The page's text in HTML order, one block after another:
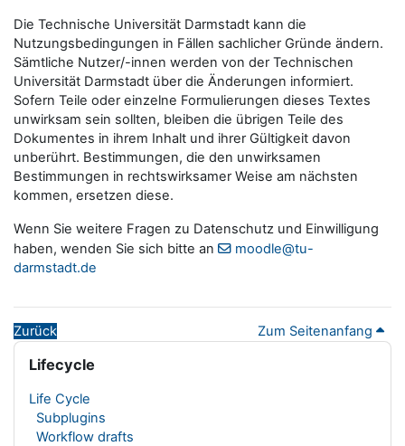
Die Technische Universität Darmstadt kann die
Nutzungsbedingungen in Fällen sachlicher Gründe ändern.
Sämtliche Nutzer/-innen werden von der Technischen
Universität Darmstadt über die Änderungen informiert.
Sofern Teile oder einzelne Formulierungen dieses Textes
unwirksam sein sollten, bleiben die übrigen Teile des
Dokumentes in ihrem Inhalt und ihrer Gültigkeit davon
unberührt. Bestimmungen, die den unwirksamen
Bestimmungen in rechtswirksamer Weise am nächsten
kommen, ersetzen diese.
Wenn Sie weitere Fragen zu Datenschutz und Einwilligung
haben, wenden Sie sich bitte an
moodle@tu-
darmstadt.de
Zurück Zum Seitenanfang
Blöcke
Lifecycle überspringen
Lifecycle
Life Cycle
Subplugins
Workflow drafts